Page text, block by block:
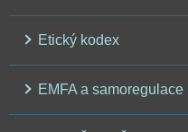
Etický kodex
EMFA a samoregulace